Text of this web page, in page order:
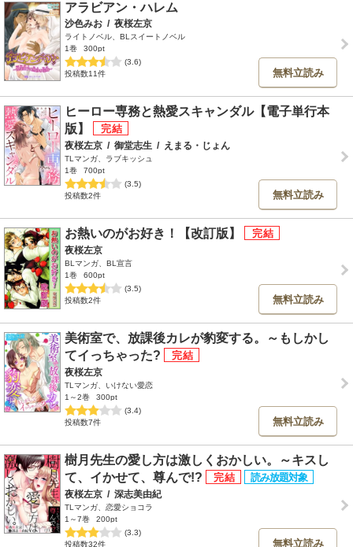
アラビアン・ハレム
沙色みお / 夜桜左京
ライトノベル、BLスイートノベル
1巻
300pt
(3.6)
投稿数11件
無料立読み
ヒーロー専務と熱愛スキャンダル【電子単行本
版】
夜桜左京 / 御堂志生 / えまる・じょん
TLマンガ、ラブキッシュ
1巻
700pt
(3.5)
投稿数2件
無料立読み
お熱いのがお好き！【改訂版】
夜桜左京
BLマンガ、BL宣言
1巻
600pt
(3.5)
投稿数2件
無料立読み
美術室で、放課後カレが豹変する。～もしかし
てイっちゃった?
夜桜左京
TLマンガ、いけない愛恋
1～2巻
300pt
(3.4)
投稿数7件
無料立読み
樹月先生の愛し方は激しくおかしい。～キスし
て、イかせて、尊んで!?
夜桜左京 / 深志美由紀
TLマンガ、恋愛ショコラ
1～7巻
200pt
(3.3)
投稿数32件
無料立読み